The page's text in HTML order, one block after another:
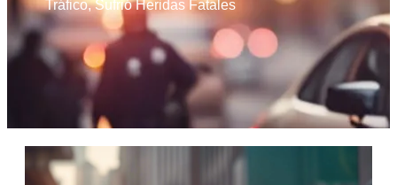
Tráfico,Sufrió Heridas Fatales